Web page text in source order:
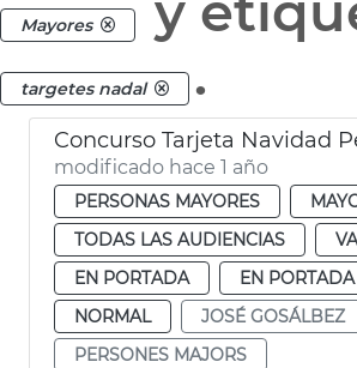
Mayores
targetes nadal .
modificado hace 1 año
PERSONAS MAYORES
TODAS LAS AUDIENCIAS
EN PORTADA
EN
NORMAL
JOSÉ GOSÁLBEZ
PERSONES MAJORS